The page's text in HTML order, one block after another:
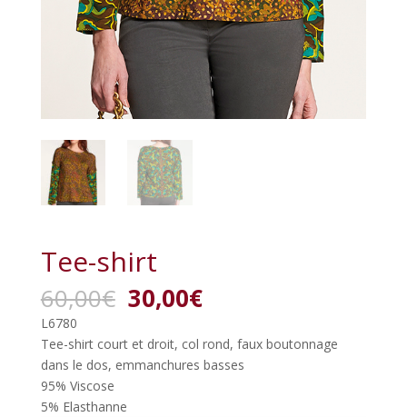
Tee-shirt
60,00€ Le
prix
initial
était :
60,00€.
30,00€Le
prix
actuel
est :
30,00€.
L6780
Tee-shirt court et droit, col rond, faux boutonnage
dans le dos, emmanchures basses
95% Viscose
5% Elasthanne